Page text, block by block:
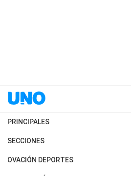
PRINCIPALES
Últimas Noticias
Política
SECCIONES
Horóscopo
OVACIÓN DEPORTES